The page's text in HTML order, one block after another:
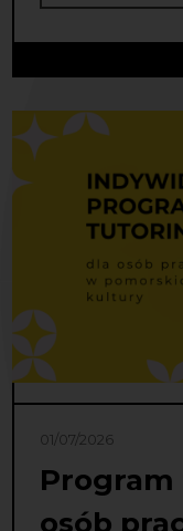
01/07/2026
osób